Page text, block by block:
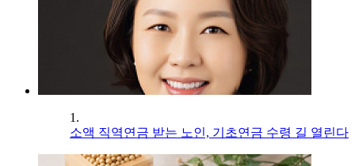
1.
소액 직역연금 받는 노인, 기초연금 수령 길 열린다